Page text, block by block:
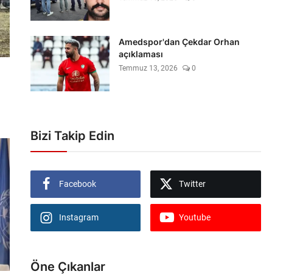
Amedspor'dan Çekdar Orhan
açıklaması
Temmuz 13, 2026 0
Bizi Takip Edin
Facebook Twitter
Instagram Youtube
Öne Çıkanlar